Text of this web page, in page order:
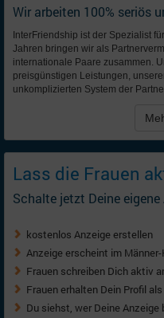
Wir arbeiten 100% seriös
InterFriendship ist der Spezialist
Jahren bringen wir als
internationale Paare zusammen.
preisgünstigen Leistungen,
unkomplizierten System der
Lass die Frauen
Schalte jetzt Deine
kostenlos Anzeige erstellen
Anzeige erscheint im
Frauen schreiben Dich aktiv
Frauen erhalten Dein Profil
Du siehst, wer Deine